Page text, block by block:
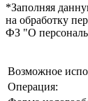
*Заполняя
на обработку
ФЗ "О
Возможное
Операция: